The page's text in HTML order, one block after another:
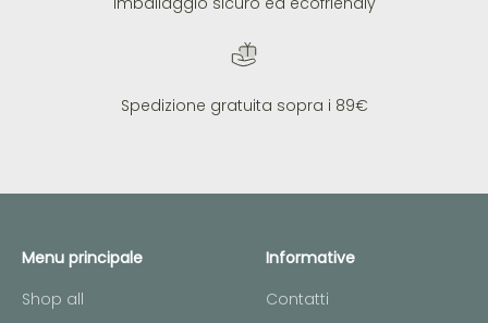
Spedizione gratuita sopra i 89€
Menu principale
Shop all
Informative
Contatti